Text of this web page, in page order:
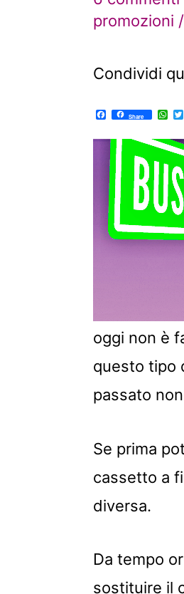
promozioni
Condividi
F
a
e
o
o
k
Share W
h
t
s
A
p
p
r
oggi non è
questo tipo
passato
Se prima
cassetto a
diversa.
Da tempo
sostituire il